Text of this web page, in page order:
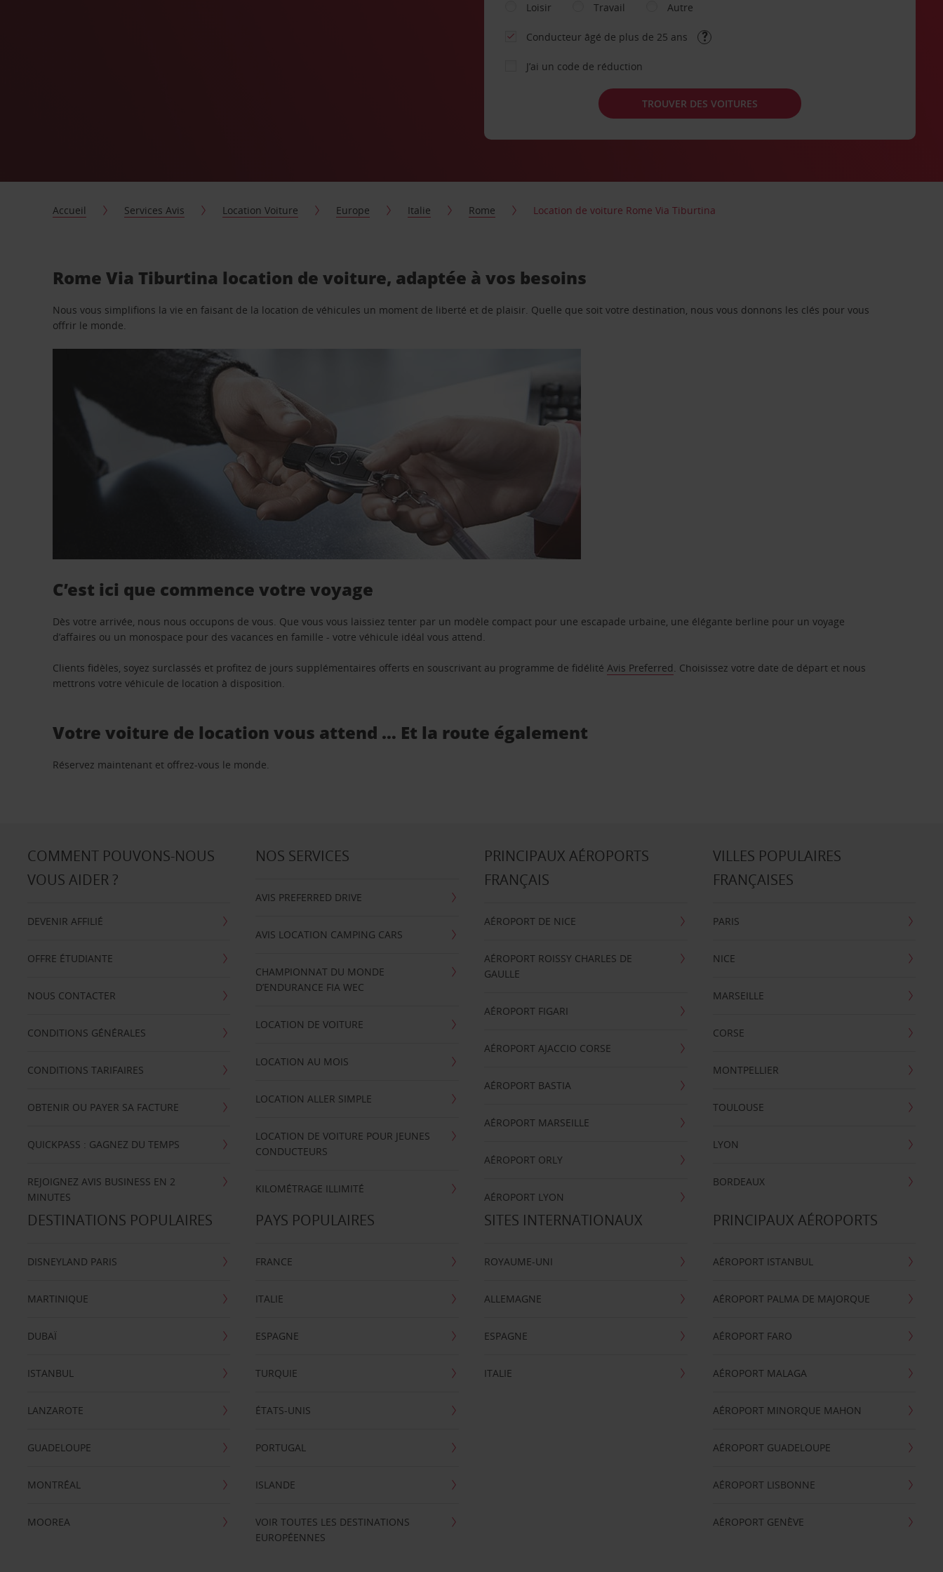
Loisir
Travail Autre
Conducteur âgé de plus de 25 ans
J’ai un code de réduction
TROUVER DES VOITURES
Accueil Services Avis Location Voiture Europe Italie Rome Location de voiture Rome Via Tiburtina
Rome Via Tiburtina location de voiture, adaptée à vos besoins
Nous vous simplifions la vie en faisant de la location de véhicules un moment de liberté et de plaisir. Quelle que soit votre destination, nous vous donnons les clés pour vous
offrir le monde.
C’est ici que commence votre voyage
Dès votre arrivée, nous nous occupons de vous. Que vous vous laissiez tenter par un modèle compact pour une escapade urbaine, une élégante berline pour un voyage
d’affaires ou un monospace pour des vacances en famille - votre véhicule idéal vous attend.
Clients fidèles, soyez surclassés et profitez de jours supplémentaires offerts en souscrivant au programme de fidélitéAvis Preferred. Choisissez votre date de départ et nous
mettrons votre véhicule de location à disposition.
Votre voiture de location vous attend … Et la route également
Réservez maintenant et offrez-vous le monde.
COMMENT POUVONS-NOUS
VOUS AIDER ?
DEVENIR AFFILIÉ
OFFRE ÉTUDIANTE
NOUS CONTACTER
CONDITIONS GÉNÉRALES
CONDITIONS TARIFAIRES
OBTENIR OU PAYER SA FACTURE
QUICKPASS : GAGNEZ DU TEMPS
REJOIGNEZ AVIS BUSINESS EN 2
MINUTES
NOS SERVICES
AVIS PREFERRED DRIVE
AVIS LOCATION CAMPING CARS
CHAMPIONNAT DU MONDE
D’ENDURANCE FIA WEC
LOCATION DE VOITURE
LOCATION AU MOIS
LOCATION ALLER SIMPLE
LOCATION DE VOITURE POUR JEUNES
CONDUCTEURS
KILOMÉTRAGE ILLIMITÉ
PRINCIPAUX AÉROPORTS
FRANÇAIS
AÉROPORT DE NICE
AÉROPORT ROISSY CHARLES DE
GAULLE
AÉROPORT FIGARI
AÉROPORT AJACCIO CORSE
AÉROPORT BASTIA
AÉROPORT MARSEILLE
AÉROPORT ORLY
AÉROPORT LYON
VILLES POPULAIRES
FRANÇAISES
PARIS
NICE
MARSEILLE
CORSE
MONTPELLIER
TOULOUSE
LYON
BORDEAUX
DESTINATIONS POPULAIRES
DISNEYLAND PARIS
MARTINIQUE
DUBAÏ
ISTANBUL
LANZAROTE
GUADELOUPE
MONTRÉAL
MOOREA
PAYS POPULAIRES
FRANCE
ITALIE
ESPAGNE
TURQUIE
ÉTATS-UNIS
PORTUGAL
ISLANDE
VOIR TOUTES LES DESTINATIONS
EUROPÉENNES
SITES INTERNATIONAUX
ROYAUME-UNI
ALLEMAGNE
ESPAGNE
ITALIE
PRINCIPAUX AÉROPORTS
AÉROPORT ISTANBUL
AÉROPORT PALMA DE MAJORQUE
AÉROPORT FARO
AÉROPORT MALAGA
AÉROPORT MINORQUE MAHON
AÉROPORT GUADELOUPE
AÉROPORT LISBONNE
AÉROPORT GENÈVE